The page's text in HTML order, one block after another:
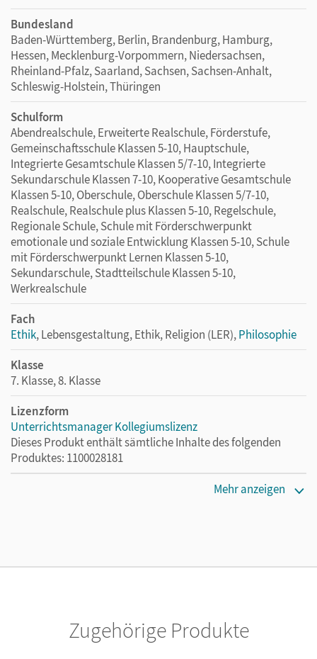
Bundesland
Baden-Württemberg, Berlin, Brandenburg, Hamburg,
Hessen, Mecklenburg-Vorpommern, Niedersachsen,
Rheinland-Pfalz, Saarland, Sachsen, Sachsen-Anhalt,
Schleswig-Holstein, Thüringen
Schulform
Abendrealschule, Erweiterte Realschule, Förderstufe,
Gemeinschaftsschule Klassen 5-10, Hauptschule,
Integrierte Gesamtschule Klassen 5/7-10, Integrierte
Sekundarschule Klassen 7-10, Kooperative Gesamtschule
Klassen 5-10, Oberschule, Oberschule Klassen 5/7-10,
Realschule, Realschule plus Klassen 5-10, Regelschule,
Regionale Schule, Schule mit Förderschwerpunkt
emotionale und soziale Entwicklung Klassen 5-10, Schule
mit Förderschwerpunkt Lernen Klassen 5-10,
Sekundarschule, Stadtteilschule Klassen 5-10,
Werkrealschule
Fach
Ethik, Lebensgestaltung, Ethik, Religion (LER),Philosophie
Klasse
7. Klasse, 8. Klasse
Lizenzform
Unterrichtsmanager Kollegiumslizenz
Dieses Produkt enthält sämtliche Inhalte des folgenden
Produktes: 1100028181
Unterrichtsmanagers solange das Lehrwerk erhältlich ist.
Herausgeber/-in
Mehr anzeigen
Zugehörige Produkte